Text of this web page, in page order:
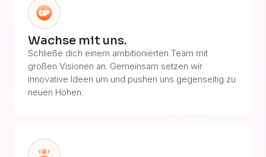
Wachse mit uns.
Schließe dich einem ambitionierten Team mit
großen Visionen an. Gemeinsam setzen wir
innovative Ideen um und pushen uns gegenseitig zu
neuen Höhen.